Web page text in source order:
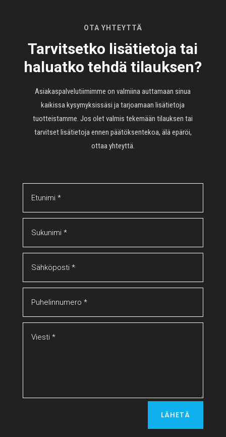
OTA YHTEYTTÄ
Tarvitsetko lisätietoja tai
haluatko tehdä tilauksen?
Asiakaspalvelutiimimme on valmiina auttamaan sinua
kaikissa kysymyksissäsi ja tarjoamaan lisätietoja
tuotteistamme. Jos olet valmis tekemään tilauksen tai
tarvitset lisätietoja ennen päätöksentekoa, älä epäröi,
ottaa yhteyttä.
LÄHETÄ